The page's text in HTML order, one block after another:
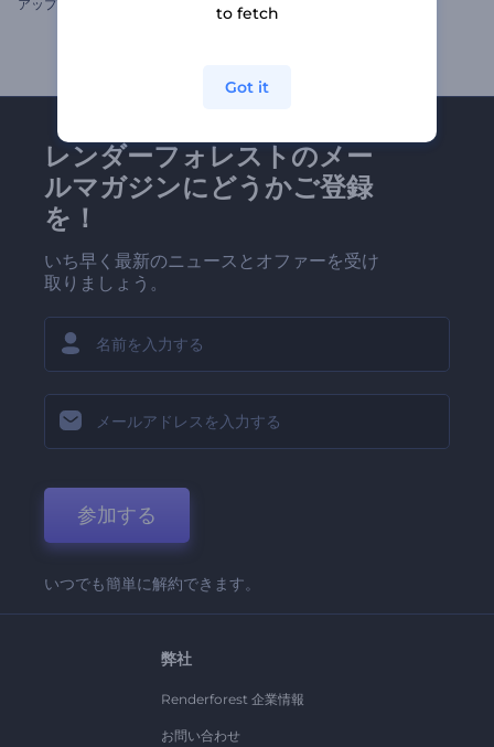
炎の渦イントロ
レンダーフォレストのメー
ルマガジンにどうかご登録
を！
いち早く最新のニュースとオファーを受け
取りましょう。
参加する
いつでも簡単に解約できます。
弊社
Renderforest 企業情報
お問い合わせ
to fetch
Got it